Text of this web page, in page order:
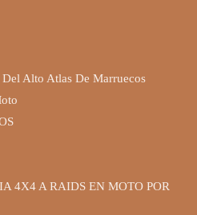
Alto Atlas De Marruecos
4X4 A RAIDS EN MOTO POR